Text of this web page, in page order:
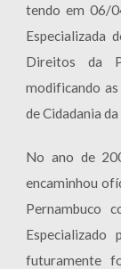
tendo em 06/
Especializada
Direitos da
modificando
de Cidadania
No ano de
encaminhou
Pernambuco
futuramente